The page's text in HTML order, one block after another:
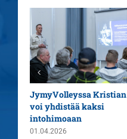
JymyVolleyssa Kristian
voi yhdistää kaksi
intohimoaan
01.04.2026